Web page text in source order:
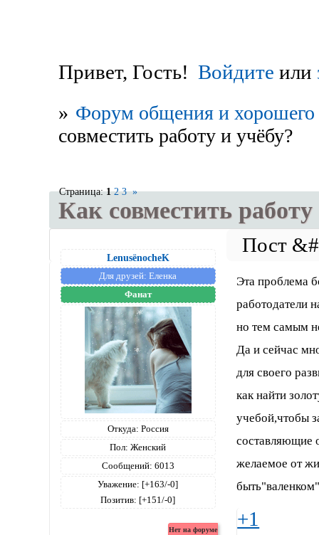
Привет, Гость! Войдите или
» Форум общения и хорошего
совместить работу и учёбу?
Как совместить работу
Страница:1 2 3 »
LenusёnocheK
Для друзей: Еленка
Фанат
Откуда: Россия
Пол: Женский
Сообщений: 6013
Уважение: [+163/-0]
Позитив: [+151/-0]
Эта проблема
работодатели
но тем самым
Да и сейчас
для своего
как найти
учебой,чтобы
составляющие
желаемое от
+1